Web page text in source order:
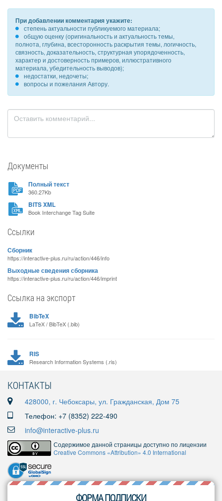
При добавлении комментария укажите:
степень актуальности публикуемого материала;
общую оценку (оригинальность и актуальность темы,
полнота, глубина, всесторонность раскрытия темы, логичность,
связность, доказательность, структурная упорядоченность,
характер и достоверность примеров, иллюстративного
материала, убедительность выводов);
недостатки, недочеты;
вопросы и пожелания Автору.
Документы
Полный текст
360.27Kb
BITS XML
Book Interchange Tag Suite
Ссылки
Сборник
https://interactive-plus.ru/ru/action/446/info
Выходные сведения сборника
https://interactive-plus.ru/ru/action/446/imprint
Ссылка на экспорт
BibTeX
LaTeX / BibTeX (.bib)
RIS
Research Information Systems (.ris)
КОНТАКТЫ
428000, г. Чебоксары, ул. Гражданская, Дом 75
Телефон: +7 (8352) 222-490
info@interactive-plus.ru
Содержимое данной страницы доступно по лицензии
Creative Commons «Attribution» 4.0 International
ФОРМА ПОДПИСКИ